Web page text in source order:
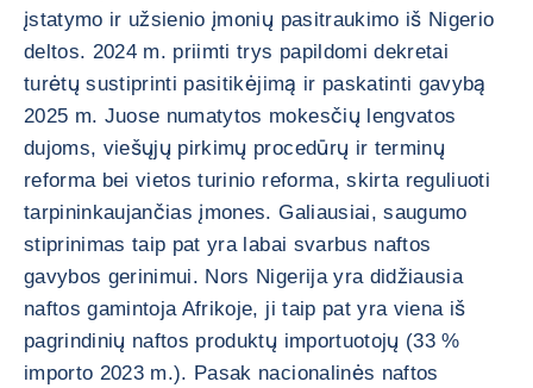
įstatymo ir užsienio įmonių pasitraukimo iš Nigerio
deltos. 2024 m. priimti trys papildomi dekretai
turėtų sustiprinti pasitikėjimą ir paskatinti gavybą
2025 m. Juose numatytos mokesčių lengvatos
dujoms, viešųjų pirkimų procedūrų ir terminų
reforma bei vietos turinio reforma, skirta reguliuoti
tarpininkaujančias įmones. Galiausiai, saugumo
stiprinimas taip pat yra labai svarbus naftos
gavybos gerinimui. Nors Nigerija yra didžiausia
naftos gamintoja Afrikoje, ji taip pat yra viena iš
pagrindinių naftos produktų importuotojų (33 %
importo 2023 m.). Pasak nacionalinės naftos